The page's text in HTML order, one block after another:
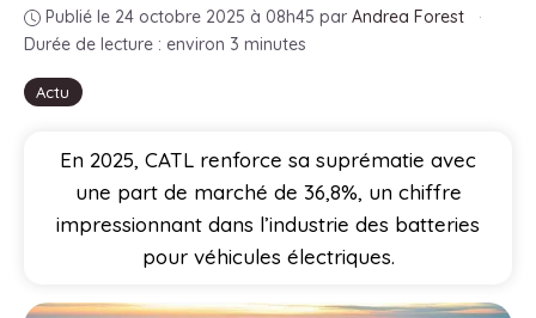
Actu
Publié le 24 octobre 2025 à 08h45 par Andrea Forest
·
Durée de lecture : environ 3 minutes
En 2025, CATL renforce sa suprématie avec
une part de marché de 36,8%, un chiffre
impressionnant dans l’industrie des batteries
pour véhicules électriques.